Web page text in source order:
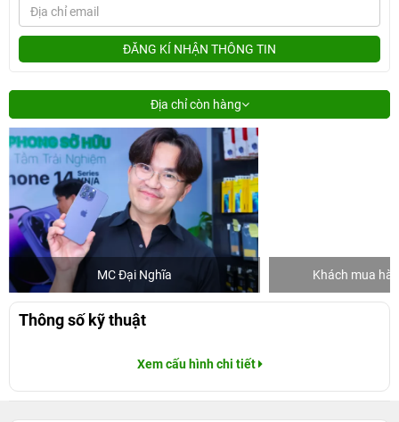
ĐĂNG KÍ NHẬN THÔNG TIN
Địa chỉ còn hàng
MC Đại Nghĩa Khách mua
Thông số kỹ thuật
Xem cấu hình chi tiết